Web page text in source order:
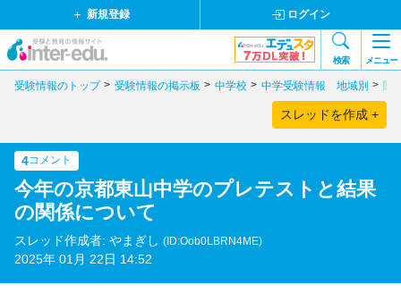
新規登録 ログイン
検索 メニュー
受験情報のトップ 受験情報の掲示板 中学校 中学受験情報 地域別 関
スレッドを作成 +
4コメント
今年の京都東山中学のプレテストと結果
の関係について
スレッド作成者: やまぎし (ID:Oob0LBRN4ME)
2025年 01月 22日 14:52